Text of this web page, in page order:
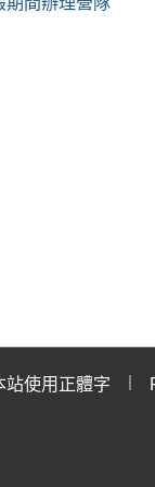
站使用正體字